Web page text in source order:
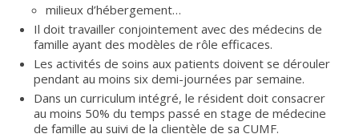
milieux d’hébergement…
Il doit travailler conjointement avec des médecins de
famille ayant des modèles de rôle efficaces.
Les activités de soins aux patients doivent se dérouler
pendant au moins six demi-journées par semaine.
Dans un curriculum intégré, le résident doit consacrer
au moins 50% du temps passé en stage de médecine
de famille au suivi de la clientèle de sa CUMF.